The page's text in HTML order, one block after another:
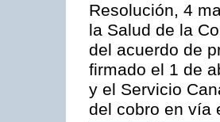
Resolución, 4
la Salud de la
del acuerdo de
firmado el 1 de
y el Servicio
del cobro en vía